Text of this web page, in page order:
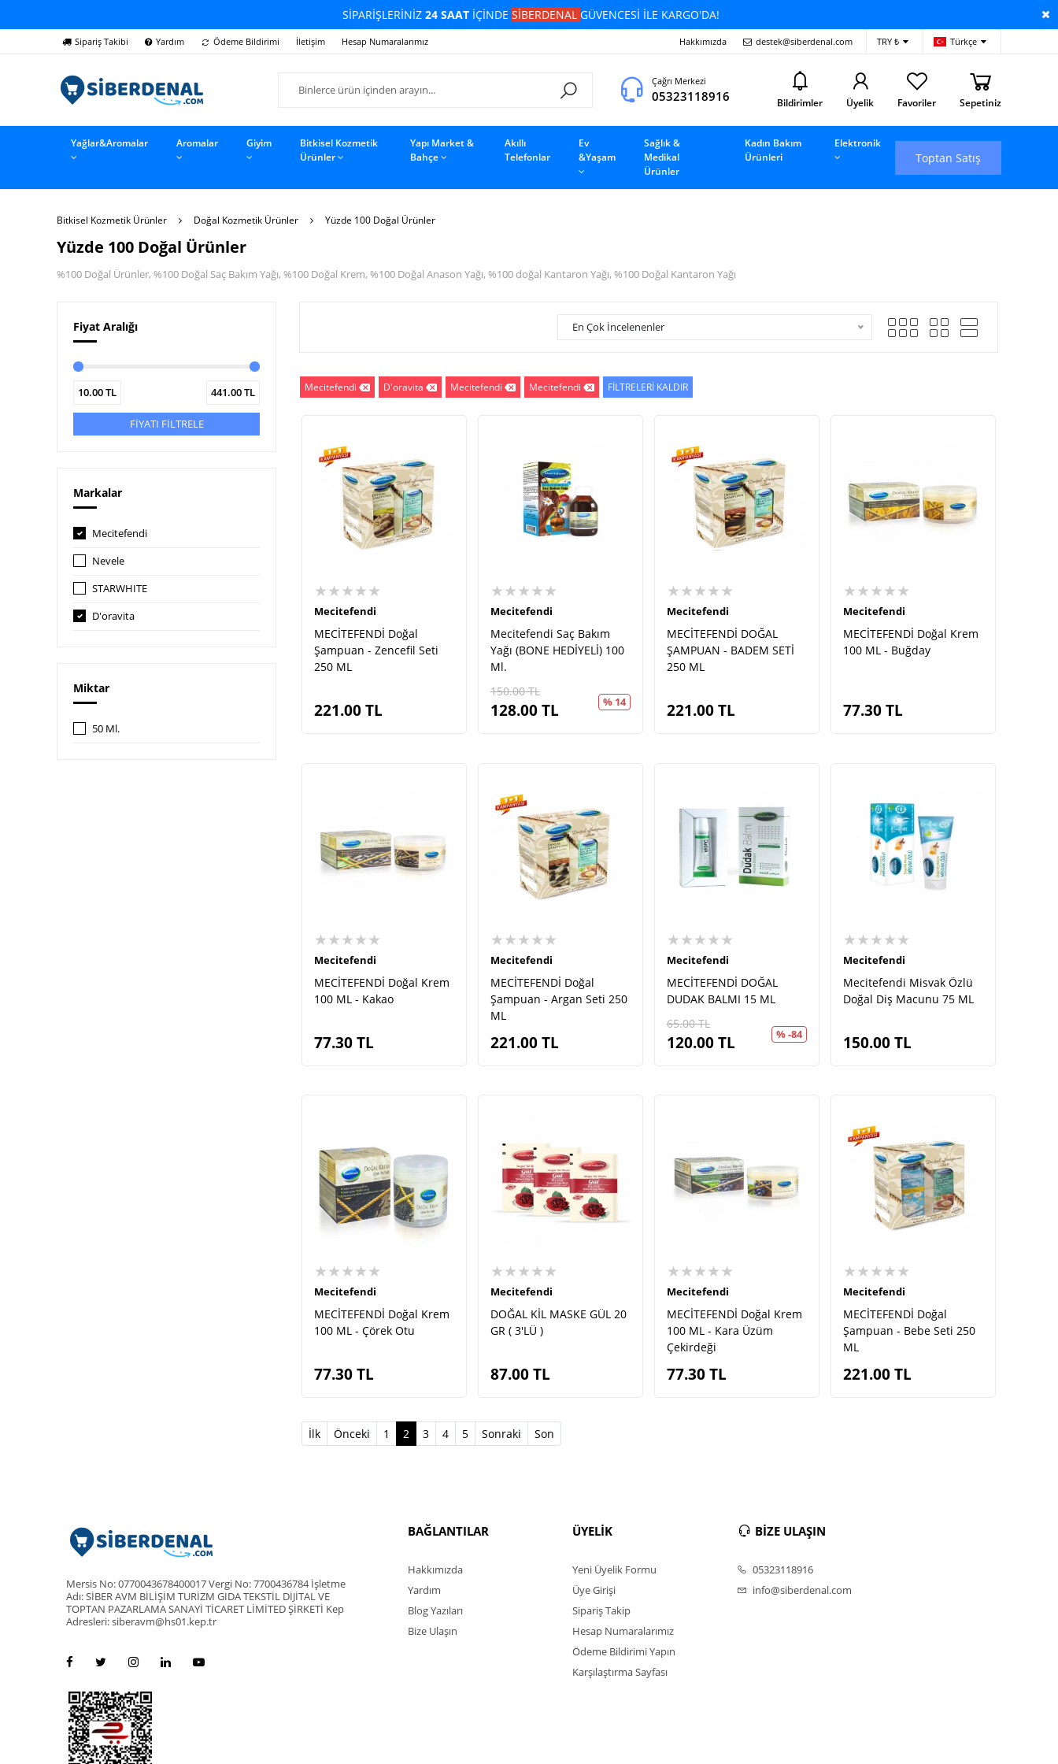
SİPARİŞLERİNİZ 24 SAATİÇİNDE SİBERDENAL GÜVENCESİ İLE KARGO'DA!
Sipariş Takibi Yardım Ödeme Bildirimi İletişim Hesap Numaralarımız Hakkımızda destek@siberdenal.com TRY ₺ Türkçe
Çağrı Merkezi
05323118916 Bildirimler Üyelik Favoriler Sepetiniz
Yağlar&Aromalar Aromalar Giyim
Bitkisel Kozmetik
Ürünler
Yapı Market &
Bahçe
Akıllı
Telefonlar
Ev
&Yaşam
Sağlık &
Medikal
Ürünler
Kadın Bakım
Ürünleri
Elektronik
Toptan Satış
Bitkisel Kozmetik Ürünler Doğal Kozmetik Ürünler Yüzde 100 Doğal Ürünler
Yüzde 100 Doğal Ürünler
%100 Doğal Ürünler, %100 Doğal Saç Bakım Yağı, %100 Doğal Krem, %100 Doğal Anason Yağı, %100 doğal Kantaron Yağı, %100 Doğal Kantaron Yağı
Fiyat Aralığı
10.00TL 441.00TL
FİYATI FİLTRELE
Markalar
Mecitefendi
Nevele
STARWHITE
D'oravita
Miktar
50 Ml.
En Çok İncelenenler
Mecitefendi D'oravita Mecitefendi Mecitefendi FİLTRELERİ KALDIR
★★★★★
Mecitefendi
MECİTEFENDİ Doğal
Şampuan - Zencefil Seti
250 ML
221.00TL
★★★★★
Mecitefendi
Mecitefendi Saç Bakım
Yağı (BONE HEDİYELİ) 100
Ml.
150.00TL
128.00TL % 14
★★★★★
Mecitefendi
MECİTEFENDİ DOĞAL
ŞAMPUAN - BADEM SETİ
250 ML
221.00TL
★★★★★
Mecitefendi
MECİTEFENDİ Doğal Krem
100 ML - Buğday
77.30TL
★★★★★
Mecitefendi
MECİTEFENDİ Doğal Krem
100 ML - Kakao
77.30TL
★★★★★
Mecitefendi
MECİTEFENDİ Doğal
Şampuan - Argan Seti 250
ML
221.00TL
★★★★★
Mecitefendi
MECİTEFENDİ DOĞAL
DUDAK BALMI 15 ML
65.00TL
120.00TL % -84
★★★★★
Mecitefendi
Mecitefendi Misvak Özlü
Doğal Diş Macunu 75 ML
150.00TL
★★★★★
Mecitefendi
MECİTEFENDİ Doğal Krem
100 ML - Çörek Otu
77.30TL
★★★★★
Mecitefendi
DOĞAL KİL MASKE GÜL 20
GR ( 3'LÜ )
87.00TL
★★★★★
Mecitefendi
MECİTEFENDİ Doğal Krem
100 ML - Kara Üzüm
Çekirdeği
77.30TL
★★★★★
Mecitefendi
MECİTEFENDİ Doğal
Şampuan - Bebe Seti 250
ML
221.00TL
İlk Önceki 1 2(current)
3 4 5 Sonraki Son
Mersis No: 0770043678400017 Vergi No: 7700436784 İşletme
Adı: SİBER AVM BİLİŞİM TURİZM GIDA TEKSTİL DİJİTAL VE
TOPTAN PAZARLAMA SANAYİ TİCARET LİMİTED ŞİRKETİ Kep
Adresleri: siberavm@hs01.kep.tr
BAĞLANTILAR
Hakkımızda
Yardım
Blog Yazıları
Bize Ulaşın
ÜYELİK
Yeni Üyelik Formu
Üye Girişi
Sipariş Takip
Hesap Numaralarımız
Ödeme Bildirimi Yapın
Karşılaştırma Sayfası
BİZE ULAŞIN
05323118916
info@siberdenal.com